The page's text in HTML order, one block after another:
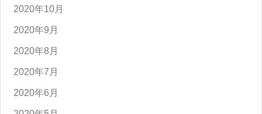
2020年10月
2020年9月
2020年8月
2020年7月
2020年6月